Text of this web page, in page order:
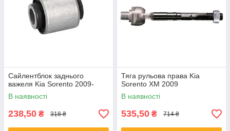
Сайлентблок заднього
важеля Kia Sorento 2009-
В наявності
238,50 ₴ 318 ₴
Тяга рульова права Kia
Sorento XM 2009
В наявності
535,50 ₴ 714 ₴